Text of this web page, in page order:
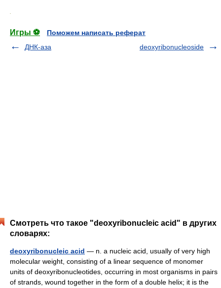
Игры ⚽
Поможем написать реферат
ДНК-аза
deoxyribonucleoside
Смотреть что такое "deoxyribonucleic acid" в других
словарях:
deoxyribonucleic acid — n. a nucleic acid, usually of very high
molecular weight, consisting of a linear sequence of monomer
units of deoxyribonucleotides, occurring in most organisms in pairs
of strands, wound together in the form of a double helix; it is the